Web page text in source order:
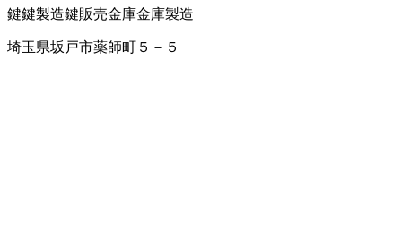
鍵鍵製造鍵販売金庫金庫製造
埼玉県坂戸市薬師町５－５